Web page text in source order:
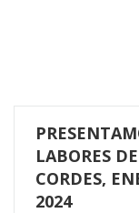
LABORES
CORDES,
2024